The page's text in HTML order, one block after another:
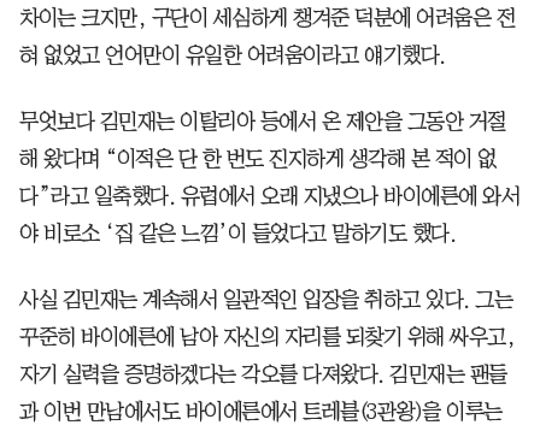
차이는 크지만, 구단이 세심하게 챙겨준 덕분에 어려움은 전
혀 없었고 언어만이 유일한 어려움이라고 얘기했다.
무엇보다 김민재는 이탈리아 등에서 온 제안을 그동안 거절
해 왔다며 “이적은 단 한 번도 진지하게 생각해 본 적이 없
다”라고 일축했다. 유럽에서 오래 지냈으나 바이에른에 와서
야 비로소 ‘집 같은 느낌’이 들었다고 말하기도 했다.
사실 김민재는 계속해서 일관적인 입장을 취하고 있다. 그는
꾸준히 바이에른에 남아 자신의 자리를 되찾기 위해 싸우고,
자기 실력을 증명하겠다는 각오를 다져왔다. 김민재는 팬들
과 이번 만남에서도 바이에른에서 트레블(3관왕)을 이루는